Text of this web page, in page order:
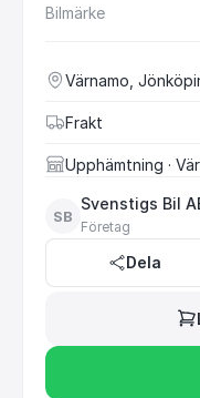
Bilmärke
Värnamo,
Frakt
Upphämtning ·
SB
Svenstigs Bil
Företag
Dela